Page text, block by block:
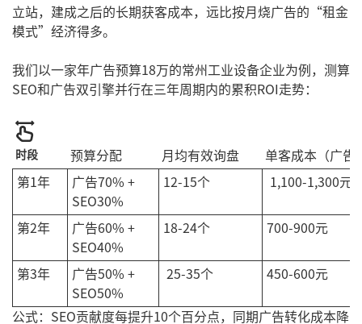
立站，建成之后的长期获客成本，远比按月烧广告的“租金
模式”经济得多。
我们以一家年广告预算18万的常州工业设备企业为例，测算
SEO和广告双引擎并行在三年周期内的累积ROI走势：
时段 预算分配 月均有效询盘 单客成本（广告
第1年
广告70% +
SEO30%
12-15个 1,100-1,300元
第2年
广告60% +
SEO40%
18-24个 700-900元
第3年
广告50% +
SEO50%
25-35个 450-600元
公式：SEO贡献度每提升10个百分点，同期广告转化成本降